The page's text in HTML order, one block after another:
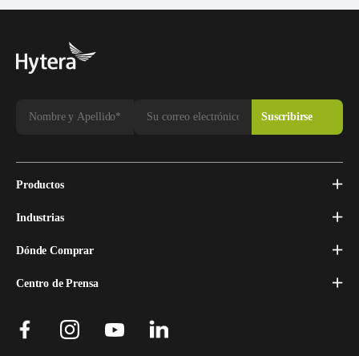
Productos
Industrias
Dónde Comprar
Centro de Prensa